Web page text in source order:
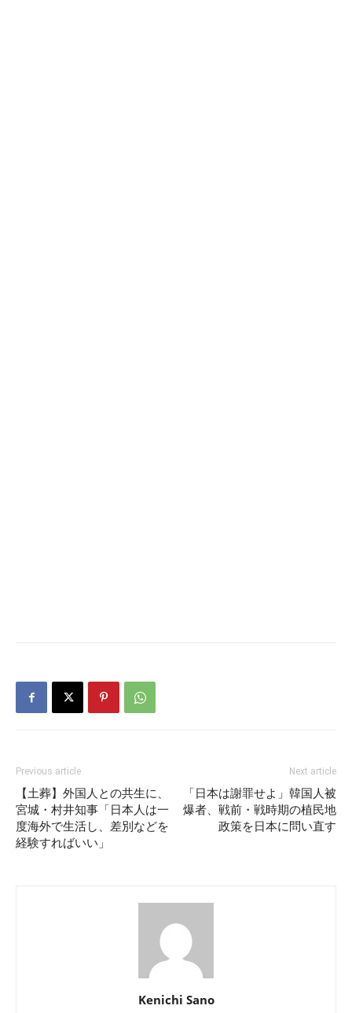
Previous article
【土葬】外国人との共生に、
宮城・村井知事「日本人は一
度海外で生活し、差別などを
経験すればいい」
Next article
「日本は謝罪せよ」韓国人被
爆者、戦前・戦時期の植民地
政策を日本に問い直す
Kenichi Sano